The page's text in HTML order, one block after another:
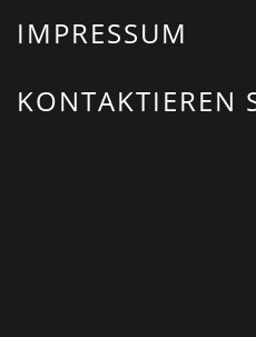
IMPRESSUM
KONTAKTIEREN